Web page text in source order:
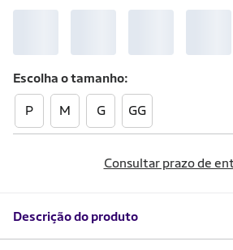
Escolha otamanho
P M G GG
Consultar prazo de
Descrição do produto